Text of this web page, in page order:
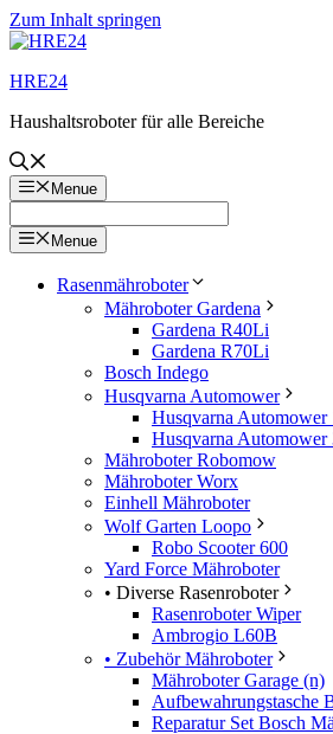
Zum Inhalt springen
HRE24
Haushaltsroboter für alle Bereiche
Menue
Menue
Rasenmähroboter
Mähroboter Gardena
Gardena R40Li
Gardena R70Li
Bosch Indego
Husqvarna Automower
Husqvarna Automower
Husqvarna Automower
Mähroboter Robomow
Mähroboter Worx
Einhell Mähroboter
Wolf Garten Loopo
Robo Scooter 600
Yard Force Mähroboter
• Diverse Rasenroboter
Rasenroboter Wiper
Ambrogio L60B
• Zubehör Mähroboter
Mähroboter Garage (n)
Aufbewahrungstasche
Reparatur Set Bosch